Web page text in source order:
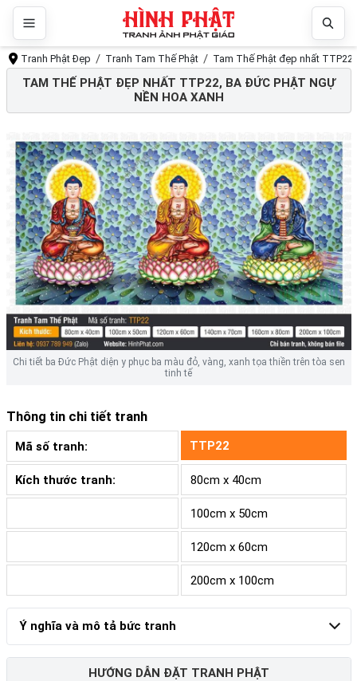
Tranh Phật Đẹp Tranh Tam Thế Phật Tam Thế Phật đẹp nhất
TAM THẾ PHẬT ĐẸP NHẤT TTP22, BA ĐỨC PHẬT NGỰ
NỀN HOA XANH
Chi tiết ba Đức Phật diện y phục ba màu đỏ, vàng, xanh tọa thiền trên tòa sen
tinh tế
Thông tin chi tiết tranh
Mã số tranh: TTP22
Kích thước tranh: 80cm x 40cm
100cm x 50cm
120cm x 60cm
200cm x 100cm
Ý nghĩa và mô tả bức tranh
HƯỚNG DẪN ĐẶT TRANH PHẬT